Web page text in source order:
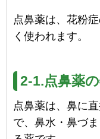
点鼻薬は、花粉
く使われます。
2-1.点鼻薬
点鼻薬は、鼻に
で、鼻水・鼻づ